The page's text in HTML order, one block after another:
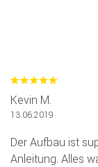
Kevin M.
13.06.2019
Der Aufbau ist
Anleitung. Alles